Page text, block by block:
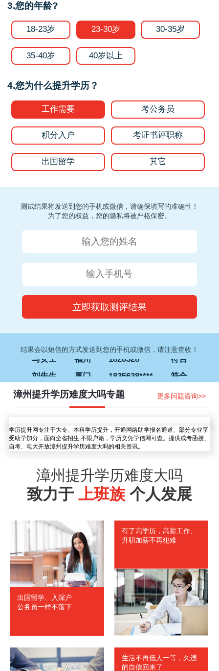
3.您的年龄?
18-23岁 23-30岁 30-35岁
35-40岁 40岁以上
4.您为什么提升学历？
工作需要 考公务员
积分入户 考证书评职称
出国留学 其它
测试结果将发送到您的手机或微信，请确保填写的准确性！
为了您的权益，您的隐私将被严格保密。
结果会以短信的方式发送到您的手机或微信，请注意查收！
厦门 1832373****
李先生
福州 1826052****
符合
泉州 1828035****
马女士
福州 1826528****
符合
刘先生
厦门 1835638****
符合
赵先生
厦门 1838567****
符合
孙女士
南平 1827645****
符合
李先生
福州 1826052****
符合
王女士
泉州 1828035****
林先生
漳州 1837613****
符合
马女士
福州 1826528****
符合
刘先生
厦门 1835638****
符合
赵先生
厦门 1838567****
符合
南平 1827645**** 符合
漳州提升学历难度大吗专题 更多问题咨询>>
学历提升网专注于大专、本科学历提升，开通网络助学报名通道、部分专业享
受助学加分，面向全省招生,不限户籍，学历文凭学信网可查。提供成考函授、
自考、电大开放漳州提升学历难度大吗的相关资讯。
漳州提升学历难度大吗
致力于 上班族 个人发展
出国留学、入深户
公务员一样不落下
有了高学历，高薪工作、
升职加薪不再犯难
生活不再低人一等，久违
的自信回来了